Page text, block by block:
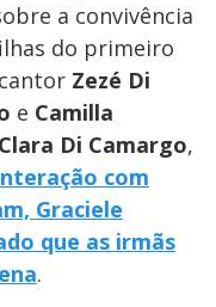
a convivência
do primeiro
Zezé Di
e Camilla
Clara Di Camargo,
com
Graciele
que as irmãs
.